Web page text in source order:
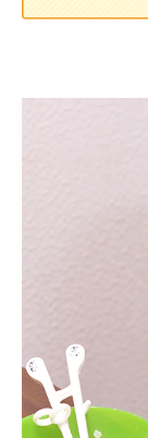
キャッチコ
きっちり摂